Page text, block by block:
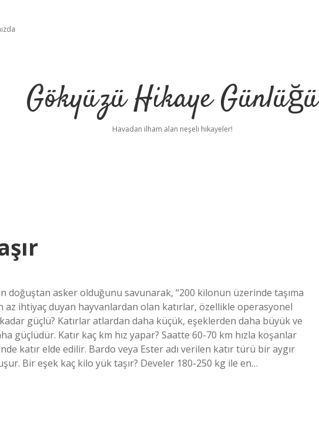
Gökyüzü Hikaye Günlüğü
Havadan ilham alan neşeli hikayeler!
doğuştan asker olduğunu savunarak, “200 kilonun üzerinde taşıma
az ihtiyaç duyan hayvanlardan olan katırlar, özellikle operasyonel
güçlü? Katırlar atlardan daha küçük, eşeklerden daha büyük ve
güçlüdür. Katır kaç km hız yapar? Saatte 60-70 km hızla koşanlar
katır elde edilir. Bardo veya Ester adı verilen katır türü bir aygır
Bir eşek kaç kilo yük taşır? Develer 180-250 kg ile en…